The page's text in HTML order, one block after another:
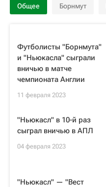
Общее Борнмут
Футболисты "Борнмута"
и "Ньюкасла" сыграли
вничью в матче
чемпионата Англии
11 февраля 2023
"Ньюкасл" в 10-й раз
сыграл вничью в АПЛ
04 февраля 2023
"Ньюкасл" — "Вест